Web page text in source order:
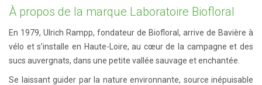
À propos de la marque Laboratoire Biofloral
En 1979, Ulrich Rampp, fondateur de Biofloral, arrive de Bavière à
vélo et s’installe en Haute-Loire, au cœur de la campagne et des
sucs auvergnats, dans une petite vallée sauvage et enchantée.
Se laissant guider par la nature environnante, source inépuisable